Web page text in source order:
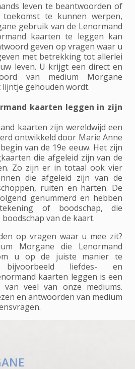
leven te beantwoorden of
te kunnen werpen,
gebruik van de Lenormand
kaarten te leggen kan
geven op vragen waar u
met betrekking tot allerlei
leven. U krijgt een direct en
van medium Morgane
gehouden wordt.
kaarten leggen in zijn
kaarten zijn wereldwijd een
ontwikkeld door Marie Anne
van de 19e eeuw. Het zijn
die afgeleid zijn van de
Zo zijn er in totaal ook vier
die afgeleid zijn van de
ruiten en harten. De
genummerd en hebben
of boodschap, die
van de kaart.
op vragen waar u mee zit?
Morgane die Lenormand
u op de juiste manier te
liefdes- en
kaarten leggen is een
van veel van onze mediums.
en antwoorden van medium